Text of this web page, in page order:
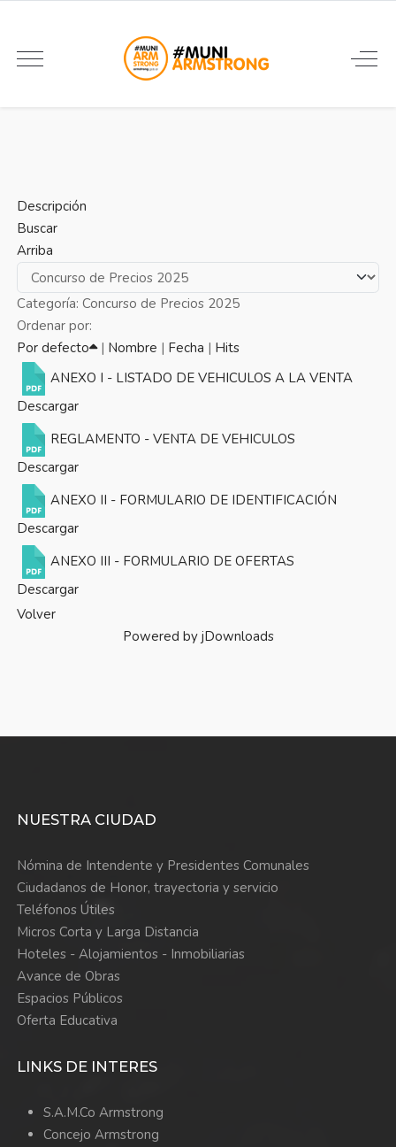
Descripción
Buscar
Arriba
Categoría: Concurso de Precios 2025
Ordenar por:
Por defecto | Nombre | Fecha | Hits
ANEXO I - LISTADO DE VEHICULOS A LA VENTA
Descargar
REGLAMENTO - VENTA DE VEHICULOS
Descargar
ANEXO II - FORMULARIO DE IDENTIFICACIÓN
Descargar
ANEXO III - FORMULARIO DE OFERTAS
Descargar
Volver
Powered by jDownloads
NUESTRA CIUDAD
Nómina de Intendente y Presidentes Comunales
Ciudadanos de Honor, trayectoria y servicio
Teléfonos Útiles
Micros Corta y Larga Distancia
Hoteles - Alojamientos - Inmobiliarias
Avance de Obras
Espacios Públicos
Oferta Educativa
LINKS DE INTERES
S.A.M.Co Armstrong
Concejo Armstrong